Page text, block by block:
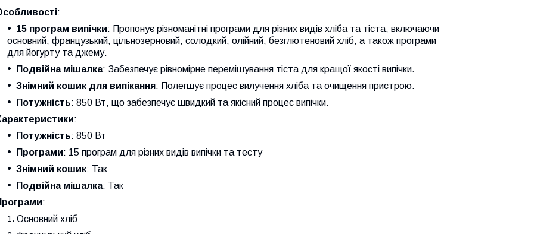
:
15 програм випічки: Пропонує різноманітні програми для різних видів хліба та тіста, включаючи
основний, французький, цільнозерновий, солодкий, олійний, безглютеновий хліб, а також програми
для йогурту та джему.
Подвійна мішалка: Забезпечує рівномірне перемішування тіста для кращої якості випічки.
Знімний кошик для випікання: Полегшує процес вилучення хліба та очищення пристрою.
Потужність: 850 Вт, що забезпечує швидкий та якісний процес випічки.
:
Потужність: 850 Вт
Програми: 15 програм для різних видів випічки та тесту
Знімний кошик: Так
Подвійна мішалка: Так
:
Основний хліб